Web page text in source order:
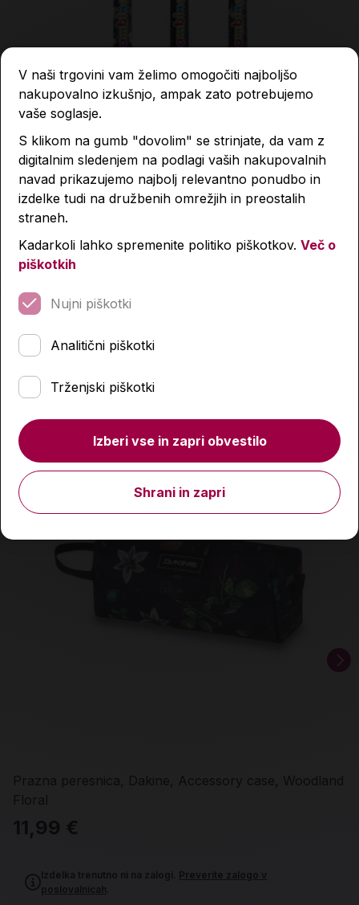
0,99 €
Podobni izdelki
Prazna peresnica, Dakine, Accessory case, Woodland
Floral
11,99 €
Izdelka trenutno ni na zalogi.
Preverite zalogo v
poslovalnicah
V naši trgovini vam želimo omogočiti najboljšo
nakupovalno izkušnjo, ampak zato potrebujemo
vaše soglasje.
S klikom na gumb "dovolim" se strinjate, da vam z
digitalnim sledenjem na podlagi vaših nakupovalnih
navad prikazujemo najbolj relevantno ponudbo in
izdelke tudi na družbenih omrežjih in preostalih
straneh.
Kadarkoli lahko spremenite politiko piškotkov. Več o
piškotkih
Nujni piškotki
Analitični piškotki
Trženjski piškotki
Izberi vse in zapri obvestilo
Shrani in zapri